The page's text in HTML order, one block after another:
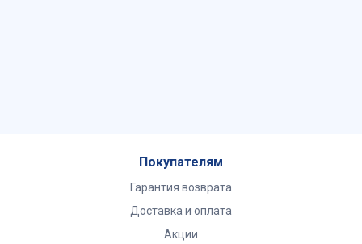
Покупателям
Гарантия возврата
Доставка и оплата
Акции